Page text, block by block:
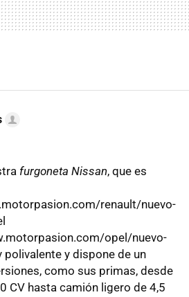
furgoneta Nissan, que es
renault/nuevo-
opel/nuevo-
polivalente y dispone de un
como sus primas, desde
CV hasta camión ligero de 4,5